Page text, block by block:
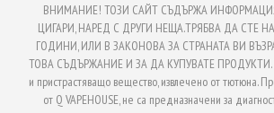
ВНИМАНИЕ! ТОЗИ САЙТ СЪДЪРЖА
ЦИГАРИ, НАРЕД С ДРУГИ НЕЩА.ТРЯБВА ДА СТЕ
ГОДИНИ, ИЛИ В ЗАКОНОВА ЗА СТРАНАТА ВИ
ТОВА СЪДЪРЖАНИЕ И ЗА ДА КУПУВАТЕ ПРОДУКТИ.
и пристрастяващо вещество, извлечено от тютюна.
от Q VAPEHOUSE, не са предназначени за